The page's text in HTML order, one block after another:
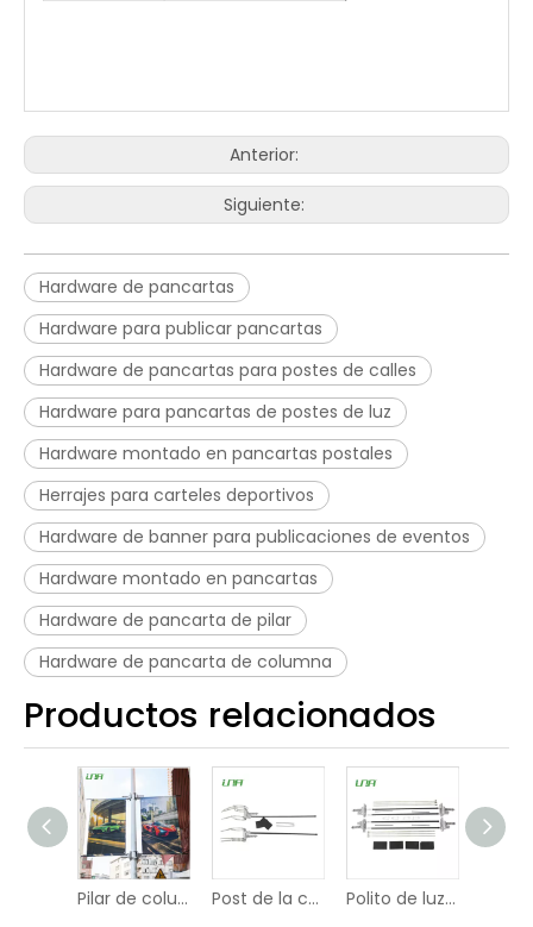
Anterior:
Siguiente:
Hardware de pancartas
Hardware para publicar pancartas
Hardware de pancartas para postes de calles
Hardware para pancartas de postes de luz
Hardware montado en pancartas postales
Herrajes para carteles deportivos
Hardware de banner para publicaciones de eventos
Hardware montado en pancartas
Hardware de pancarta de pilar
Hardware de pancarta de columna
Productos relacionados
Pilar de columna de actividades comerciales de la farol de la calle Soporte de pilar Post de la calle Post sin óxido Rack de póster de la lámpara sin óxido Polito de luz de la calle Two-Face Publicidad Banner de vinilo soportes